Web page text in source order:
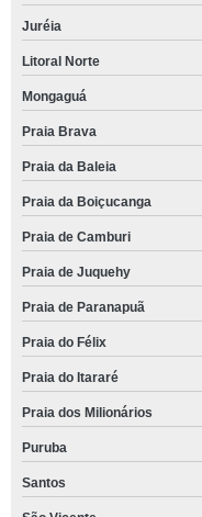
Juréia
Litoral Norte
Mongaguá
Praia Brava
Praia da Baleia
Praia da Boiçucanga
Praia de Camburi
Praia de Juquehy
Praia de Paranapuã
Praia do Félix
Praia do Itararé
Praia dos Milionários
Puruba
Santos